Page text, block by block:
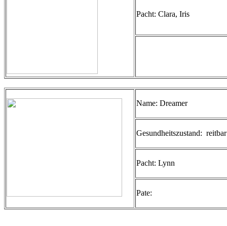
Pacht: Clara, Iris
Name: Dreamer
Gesundheitszustand: reitbar
Pacht: Lynn
Pate: